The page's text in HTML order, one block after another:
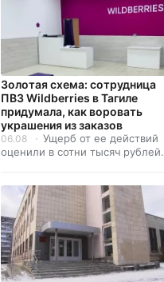
Золотая схема: сотрудница
ПВЗ Wildberries в Тагиле
придумала, как воровать
украшения из заказов
06.08
Ущерб от ее действий
оценили в сотни тысяч рублей.